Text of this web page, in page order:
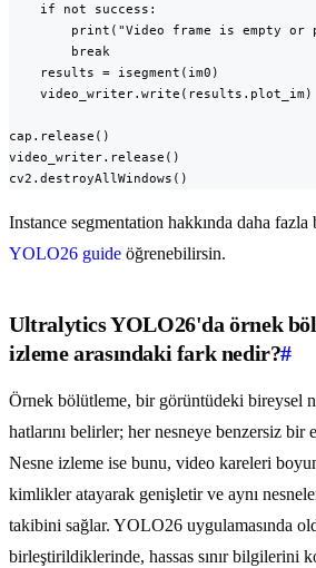
    if not success:
print("Video frame is empty or
        break
    results = isegment(im0)
    video_writer.write(results.plot_im)
cap.release()
video_writer.release()
cv2.destroyAllWindows()
Instance segmentation hakkında daha
YOLO26 guide öğrenebilirsin.
Ultralytics YOLO26'da örnek
izleme arasındaki fark nedir?#
Örnek bölütleme, bir görüntüdeki bireysel
hatlarını belirler; her nesneye benzersiz bir
Nesne izleme ise bunu, video kareleri
kimlikler atayarak genişletir ve aynı
takibini sağlar. YOLO26 uygulamasında
birleştirildiklerinde, hassas sınır bilgilerini